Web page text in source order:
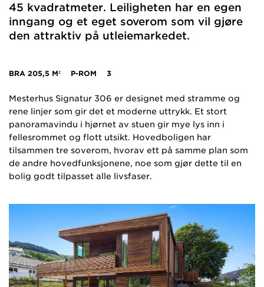
45 kvadratmeter. Leiligheten har en egen
inngang og et eget soverom som vil gjøre
den attraktiv på utleiemarkedet.
BRA 205,5 M² P-ROM 3
Mesterhus Signatur 306 er designet med stramme og
rene linjer som gir det et moderne uttrykk. Et stort
panoramavindu i hjørnet av stuen gir mye lys inn i
fellesrommet og flott utsikt. Hovedboligen har
tilsammen tre soverom, hvorav ett på samme plan som
de andre hovedfunksjonene, noe som gjør dette til en
bolig godt tilpasset alle livsfaser.